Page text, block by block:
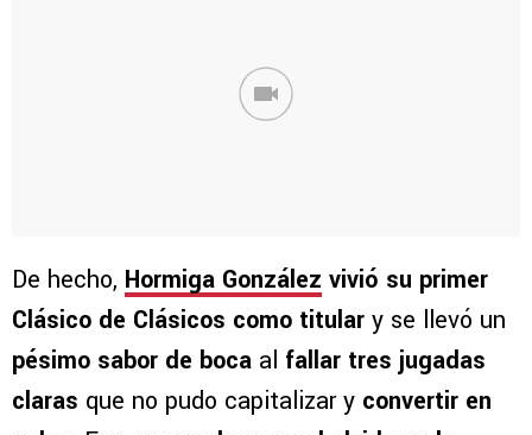
De hecho, Hormiga González vivió su primer
Clásico de Clásicos como titular y se llevó un
pésimo sabor de boca al fallar tres jugadas
claras que no pudo capitalizar y convertir en